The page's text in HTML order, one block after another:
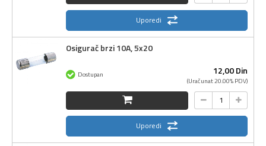
Uporedi
Osigurač brzi 10A, 5x20
12,00Din
(Uračunat 20.00% PDV)
Dostupan
Uporedi